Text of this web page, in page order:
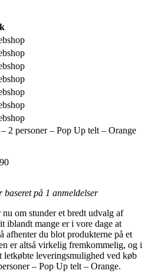
2 personer – Pop Up telt – Orange
baseret på 1 anmeldelser
om stunder et bredt udvalg af
iblandt mange er i vore dage at
afhenter du blot produkterne på et
er altså virkelig fremkommelig, og i
leveringsmulighed ved køb
– Pop Up telt – Orange.